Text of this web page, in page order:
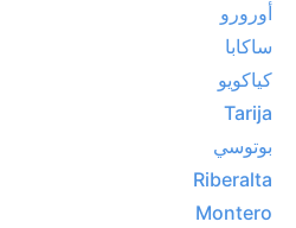
أورورو
ساكابا
كياكويو
Tarija
بوتوسي
Riberalta
Montero